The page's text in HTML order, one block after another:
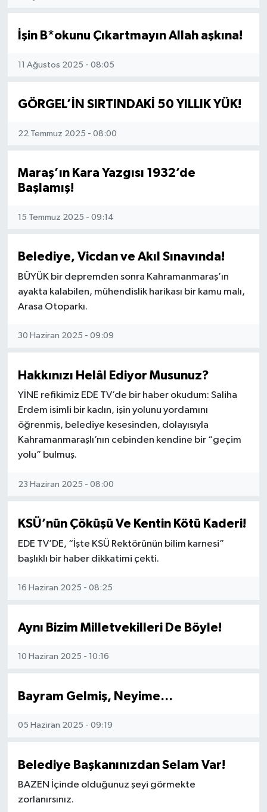
İşin B*okunu Çıkartmayın Allah aşkına!
11 Ağustos 2025 - 08:05
GÖRGEL’İN SIRTINDAKİ 50 YILLIK YÜK!
22 Temmuz 2025 - 08:00
Maraş’ın Kara Yazgısı 1932’de
Başlamış!
15 Temmuz 2025 - 09:14
Belediye, Vicdan ve Akıl Sınavında!
BÜYÜK bir depremden sonra Kahramanmaraş’ın
ayakta kalabilen, mühendislik harikası bir kamu malı,
Arasa Otoparkı.
30 Haziran 2025 - 09:09
Hakkınızı Helâl Ediyor Musunuz?
YİNE refikimiz EDE TV’de bir haber okudum: Saliha
Erdem isimli bir kadın, işin yolunu yordamını
öğrenmiş, belediye kesesinden, dolayısıyla
Kahramanmaraşlı’nın cebinden kendine bir “geçim
yolu” bulmuş.
23 Haziran 2025 - 08:00
KSÜ’nün Çöküşü Ve Kentin Kötü Kaderi!
EDE TV’DE, “İşte KSÜ Rektörünün bilim karnesi”
başlıklı bir haber dikkatimi çekti.
16 Haziran 2025 - 08:25
Aynı Bizim Milletvekilleri De Böyle!
10 Haziran 2025 - 10:16
Bayram Gelmiş, Neyime…
05 Haziran 2025 - 09:19
Belediye Başkanınızdan Selam Var!
BAZEN İçinde olduğunuz şeyi görmekte
zorlanırsınız.
Resmi İlan
SürManşet
Teknoloji